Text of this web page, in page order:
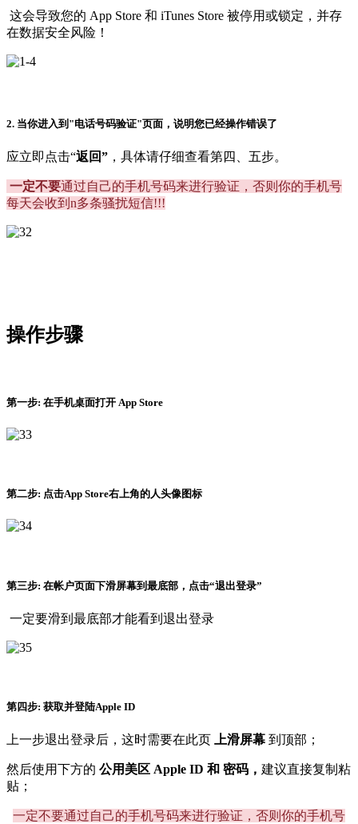
这会导致您的 App Store 和 iTunes Store 被停用或锁定，并存
在数据安全风险！
2. 当你进入到"电话号码验证"页面，说明您已经操作错误了
应立即点击“返回” ，具体请仔细查看第四、五步。
一定不要通过自己的手机号码来进行验证，否则你的手机号
每天会收到n多条骚扰短信!!!
操作步骤
第一步: 在手机桌面打开 App Store
第二步: 点击App Store右上角的人头像图标
第三步: 在帐户页面下滑屏幕到最底部，点击“退出登录”
一定要滑到最底部才能看到退出登录
第四步: 获取并登陆Apple ID
上一步退出登录后，这时需要在此页 上滑屏幕 到顶部；
然后使用下方的 公用美区 Apple ID 和 密码， 建议直接复制粘
贴；
一定不要通过自己的手机号码来进行验证，否则你的手机号